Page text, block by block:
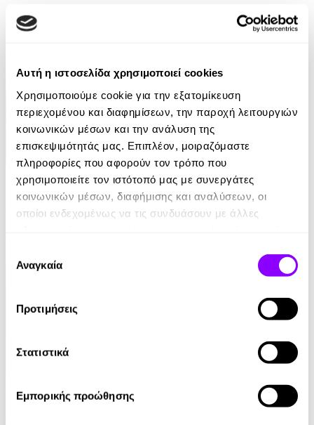
Αυτή η ιστοσελίδα χρησιμοποιεί cookies
Χρησιμοποιούμε cookie για την εξατομίκευση
περιεχομένου και διαφημίσεων, την παροχή λειτουργιών
κοινωνικών μέσων και την ανάλυση της
επισκεψιμότητάς μας. Επιπλέον, μοιραζόμαστε
πληροφορίες που αφορούν τον τρόπο που
χρησιμοποιείτε τον ιστότοπό μας με συνεργάτες
κοινωνικών μέσων, διαφήμισης και αναλύσεων, οι
οποίοι ενδεχομένως να τις συνδυάσουν με άλλες
των υπηρεσιών τους.
συγκατάθεσης
Αναγκαία
Προτιμήσεις
Στατιστικά
Εμπορικής προώθησης
Daphne Carr
eBook
Περπατώντας